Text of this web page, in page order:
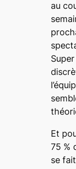
au
Et
75 %
se